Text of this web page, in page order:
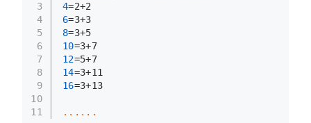
3
4
5
6
7
8
9
10
11
4=2+2
6=3+3
8=3+5
10=3+7
12=5+7
14=3+11
16=3+13
.. .. ..